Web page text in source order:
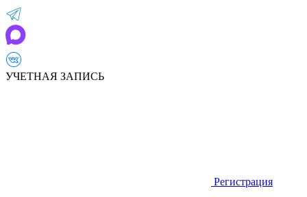
УЧЕТНАЯ ЗАПИСЬ
Регистрация